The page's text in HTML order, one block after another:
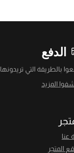
الدفع
بالطريقة التي تريدونها
المزيد
عنا
المتجر